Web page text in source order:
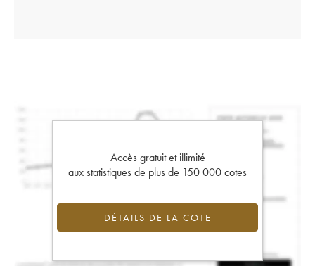
Accès gratuit et illimité
aux statistiques de plus de 150 000 cotes
DÉTAILS DE LA COTE